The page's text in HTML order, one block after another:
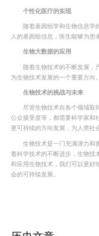
个性化医疗的实现
随着基因组学和生物信息学
人的基因组信息，医生能够为患
生物大数据的应用
随着生物技术的不断发展，
为生物技术发展的一个重要方向
生物技术的挑战与未来
尽管生物技术在各个领域取
公众接受度等，都需要科学家和
更可持续的方向发展，为人类社
生物技术是一门充满潜力和
着科学技术的不断进步，生物技
和应用生物技术，我们可以更好
会的可持续发展。